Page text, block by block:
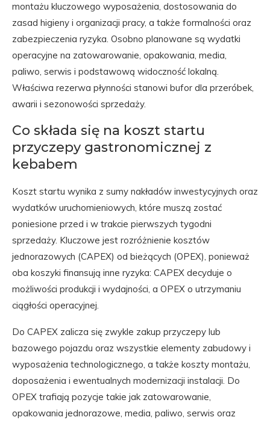
montażu kluczowego wyposażenia, dostosowania do
zasad higieny i organizacji pracy, a także formalności oraz
zabezpieczenia ryzyka. Osobno planowane są wydatki
operacyjne na zatowarowanie, opakowania, media,
paliwo, serwis i podstawową widoczność lokalną.
Właściwa rezerwa płynności stanowi bufor dla przeróbek,
awarii i sezonowości sprzedaży.
Co składa się na koszt startu
przyczepy gastronomicznej z
kebabem
Koszt startu wynika z sumy nakładów inwestycyjnych oraz
wydatków uruchomieniowych, które muszą zostać
poniesione przed i w trakcie pierwszych tygodni
sprzedaży. Kluczowe jest rozróżnienie kosztów
jednorazowych (CAPEX) od bieżących (OPEX), ponieważ
oba koszyki finansują inne ryzyka: CAPEX decyduje o
możliwości produkcji i wydajności, a OPEX o utrzymaniu
ciągłości operacyjnej.
Do CAPEX zalicza się zwykle zakup przyczepy lub
bazowego pojazdu oraz wszystkie elementy zabudowy i
wyposażenia technologicznego, a także koszty montażu,
doposażenia i ewentualnych modernizacji instalacji. Do
OPEX trafiają pozycje takie jak zatowarowanie,
opakowania jednorazowe, media, paliwo, serwis oraz